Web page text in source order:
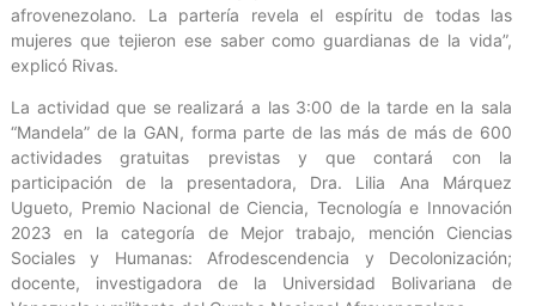
afrovenezolano. La partería revela el espíritu de todas las
mujeres que tejieron ese saber como guardianas de la vida”,
explicó Rivas.
La actividad que se realizará a las 3:00 de la tarde en la sala
“Mandela” de la GAN, forma parte de las más de más de 600
actividades gratuitas previstas y que contará con la
participación de la presentadora, Dra. Lilia Ana Márquez
Ugueto, Premio Nacional de Ciencia, Tecnología e Innovación
2023 en la categoría de Mejor trabajo, mención Ciencias
Sociales y Humanas: Afrodescendencia y Decolonización;
docente, investigadora de la Universidad Bolivariana de